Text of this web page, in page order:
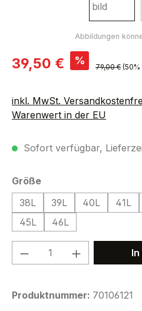
Verkaufspreis:
39,50 € % Regulärer
79,00 €
inkl. MwSt.
Warenwert in der EU
Sofort verfügbar,
Größeauswählen
38L
39L 40L 41L
45L
46L
Produkt Anzahl:
Produktnummer: 70106121